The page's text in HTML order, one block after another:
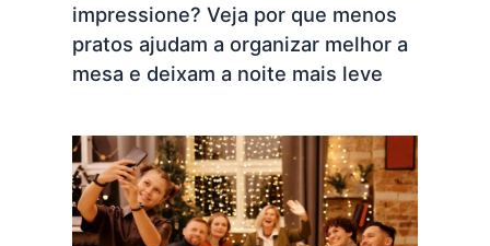
impressione? Veja por que menos
pratos ajudam a organizar melhor a
mesa e deixam a noite mais leve